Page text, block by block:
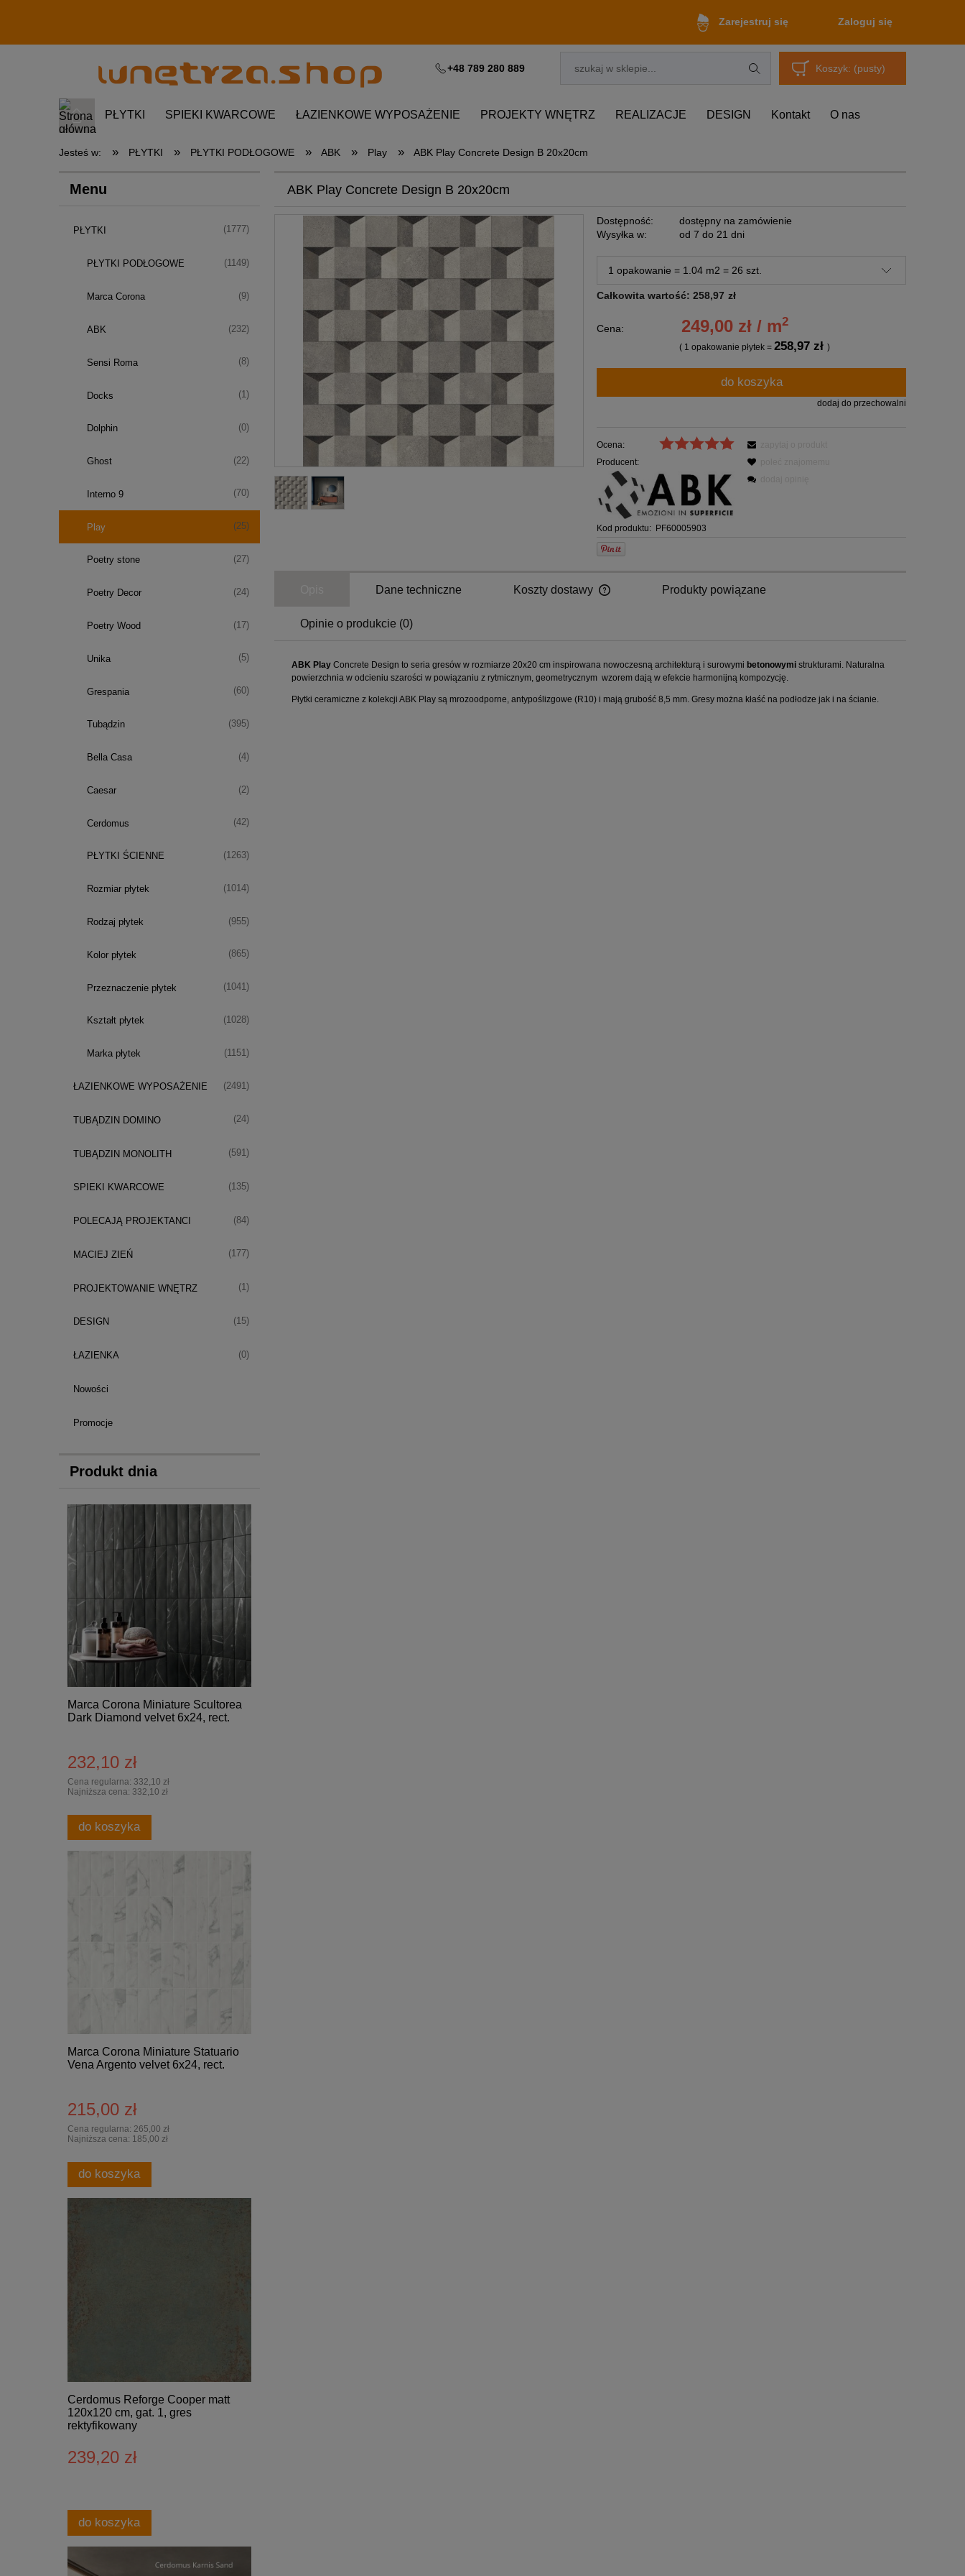
Zarejestruj się Zaloguj się
Koszyk: (pusty)
+48 789 280 889
PŁYTKI SPIEKI KWARCOWE ŁAZIENKOWE WYPOSAŻENIE PROJEKTY WNĘTRZ REALIZACJE DESIGN Kontakt O nas
Jesteś w: » PŁYTKI » PŁYTKI PODŁOGOWE » ABK » Play » ABK Play Concrete Design B 20x20cm
Menu
PŁYTKI (1777)
PŁYTKI PODŁOGOWE (1149)
Marca Corona (9)
ABK (232)
Sensi Roma (8)
Docks (1)
Dolphin (0)
Ghost (22)
Interno 9 (70)
Play (25)
Poetry stone (27)
Poetry Decor (24)
Poetry Wood (17)
Unika (5)
Grespania (60)
Tubądzin (395)
Bella Casa (4)
Caesar (2)
Cerdomus (42)
PŁYTKI ŚCIENNE (1263)
Rozmiar płytek (1014)
Rodzaj płytek (955)
Kolor płytek (865)
Przeznaczenie płytek (1041)
Kształt płytek (1028)
Marka płytek (1151)
ŁAZIENKOWE WYPOSAŻENIE (2491)
TUBĄDZIN DOMINO (24)
TUBĄDZIN MONOLITH (591)
SPIEKI KWARCOWE (135)
POLECAJĄ PROJEKTANCI (84)
MACIEJ ZIEŃ (177)
PROJEKTOWANIE WNĘTRZ (1)
DESIGN (15)
ŁAZIENKA (0)
Nowości
Promocje
Produkt dnia
Marca Corona Miniature Scultorea
Dark Diamond velvet 6x24, rect.
232,10 zł
Cena regularna: 332,10 zł
Najniższa cena: 332,10 zł
do koszyka
Marca Corona Miniature Statuario
Vena Argento velvet 6x24, rect.
215,00 zł
Cena regularna: 265,00 zł
Najniższa cena: 185,00 zł
do koszyka
Cerdomus Reforge Cooper matt
120x120 cm, gat. 1, gres
rektyfikowany
239,20 zł
do koszyka
ABK Play Concrete Design B 20x20cm
Dostępność:
dostępny na zamówienie
Wysyłka w:
od 7 do 21 dni
Całkowita wartość: 258,97 zł
Cena: 249,00 zł / m2
( 1opakowanie płytek =258,97 zł)
do koszyka
dodaj do przechowalni
Ocena:
Producent:
Kod produktu: PF60005903
Dane techniczne Koszty dostawy Produkty powiązane
Opinie o produkcie (0)
ABK Play Concrete Design to seria gresów w rozmiarze 20x20 cm inspirowana nowoczesną architekturą i surowymi betonowymi strukturami. Naturalna
powierzchnia w odcieniu szarości w powiązaniu z rytmicznym, geometrycznym wzorem dają w efekcie harmonijną kompozycję.
Płytki ceramiczne z kolekcji ABK Play są mrozoodporne, antypoślizgowe (R10) i mają grubość 8,5 mm. Gresy można kłaść na podłodze jak i na ścianie.